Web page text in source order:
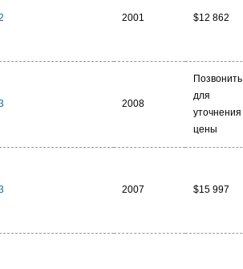
2001 $12 862
2008
Позвонить
для
уточнения
цены
2007 $15 997